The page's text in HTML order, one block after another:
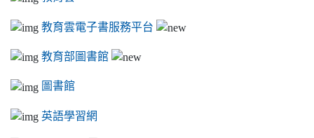
教育雲電子書服務平台
教育部圖書館
圖書館
英語學習網